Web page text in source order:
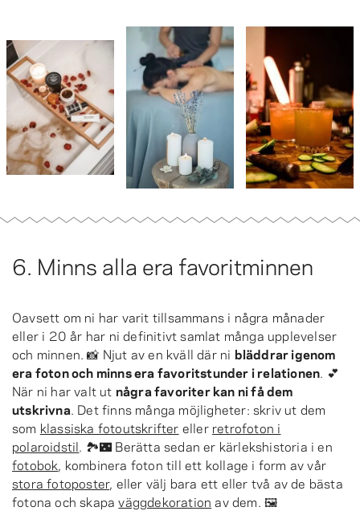
6. Minns alla era favorit­minnen
Oavsett om ni har varit tillsammans i några månader
eller i 20 år har ni definitivt samlat många upplevelser
och minnen. 📸 Njut av en kväll där ni bläddrar igenom
era foton och minns era favoritstunder i relationen. 💕
När ni har valt ut några favoriter kan ni få dem
utskrivna. Det finns många möjligheter: skriv ut dem
som klassiska fotoutskrifter eller retrofoton i
polaroidstil. 🏞🌃 Berätta sedan er kärlekshistoria i en
fotobok, kombinera foton till ett kollage i form av vår
stora fotoposter, eller välj bara ett eller två av de bästa
fotona och skapaväggdekoration av dem. 🖼